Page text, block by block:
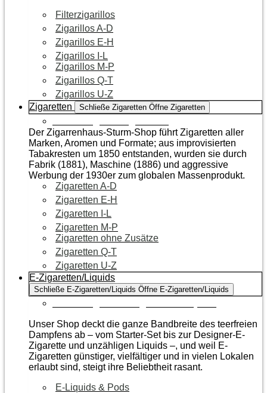
Filterzigarillos
Zigarillos A-D
Zigarillos E-H
Zigarillos I-L
Zigarillos M-P
Zigarillos Q-T
Zigarillos U-Z
Zigaretten
Schließe Zigaretten Öffne Zigaretten
Der Zigarrenhaus-Sturm-Shop führt Zigaretten aller
Marken, Aromen und Formate; aus improvisierten
Tabakresten um 1850 entstanden, wurden sie durch
Fabrik (1881), Maschine (1886) und aggressive
Werbung der 1930er zum globalen Massenprodukt.
Zigaretten A-D
Zigaretten E-H
Zigaretten I-L
Zigaretten M-P
Zigaretten ohne Zusätze
Zigaretten Q-T
Zigaretten U-Z
E-Zigaretten/Liquids
Schließe E-Zigaretten/Liquids Öffne E-Zigaretten/Liquids
Unser Shop deckt die ganze Bandbreite des teerfreien
Dampfens ab – vom Starter-Set bis zur Designer-E-
Zigarette und unzähligen Liquids –, und weil E-
Zigaretten günstiger, vielfältiger und in vielen Lokalen
erlaubt sind, steigt ihre Beliebtheit rasant.
E-Liquids & Pods